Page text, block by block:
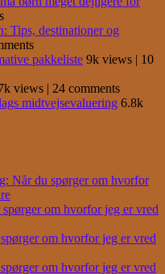
Tips, destinationer og
pakkeliste 9k views | 10
views | 24 comments
midtvejsevaluering 6.8k
Når du spørger om hvorfor
om hvorfor jeg er vred
om hvorfor jeg er vred
om hvorfor jeg er vred